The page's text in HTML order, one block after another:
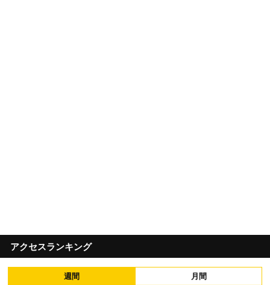
アクセスランキング
週間 月間